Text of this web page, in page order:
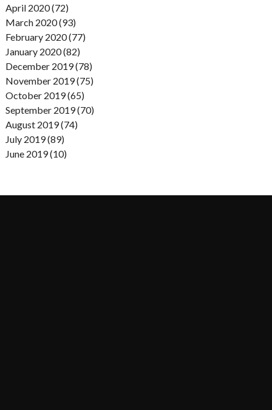
April 2020 (72)
March 2020 (93)
February 2020 (77)
January 2020 (82)
December 2019 (78)
November 2019 (75)
October 2019 (65)
September 2019 (70)
August 2019 (74)
July 2019 (89)
June 2019 (10)